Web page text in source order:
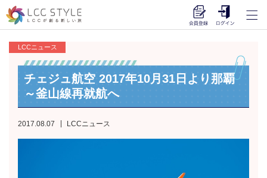
LCCニュース
チェジュ航空 2017年10月31日より那覇
～釜山線再就航へ
2017.08.07 LCCニュース